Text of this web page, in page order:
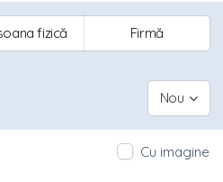
fizică Firmă
Nou
Cu imagine